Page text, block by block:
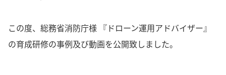
この度、総務省消防庁様 『ドローン運用アドバイザー』
の育成研修の事例及び動画を公開致しました。